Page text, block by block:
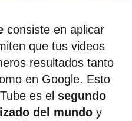
consiste en aplicar
que tus videos
resultados tanto
en Google. Esto
es el segundo
del mundo y